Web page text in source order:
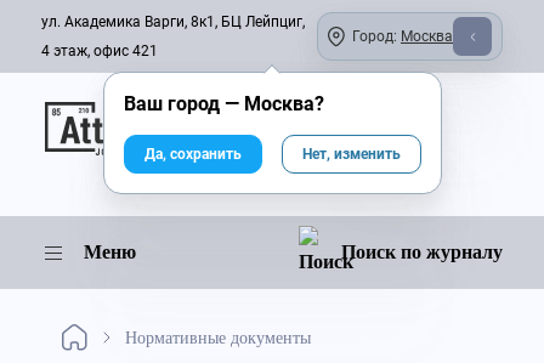
ул. Академика Варги, 8к1, БЦ Лейпциг,
4 этаж, офис 421
Город: Москва
Онлайн-журнал
Меню Поиск по журналу
Нормативные документы
Ваш город — Москва?
Да, сохранить Нет, изменить